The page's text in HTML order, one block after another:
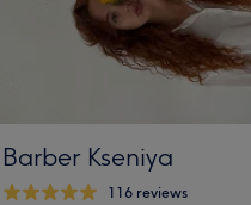
Barber Kseniya
116 reviews